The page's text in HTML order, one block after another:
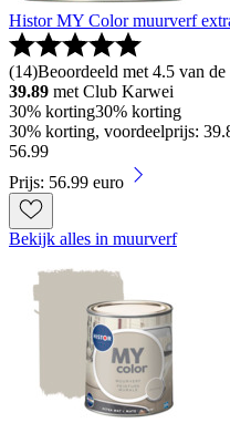
Histor MY Color muurverf
(14)Beoordeeld met 4.5 van
39.89 met Club Karwei
30% korting30% korting
30% korting, voordeelprijs:
56.99
Prijs: 56.99 euro
Bekijk alles in muurverf